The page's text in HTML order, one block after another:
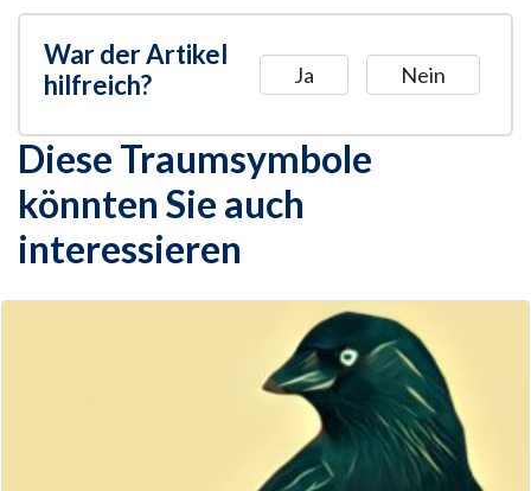
War der Artikel
hilfreich?
Ja Nein
Diese Traumsymbole
könnten Sie auch
interessieren